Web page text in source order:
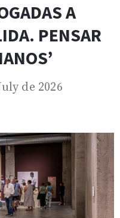
A
PENSAR
de 2026